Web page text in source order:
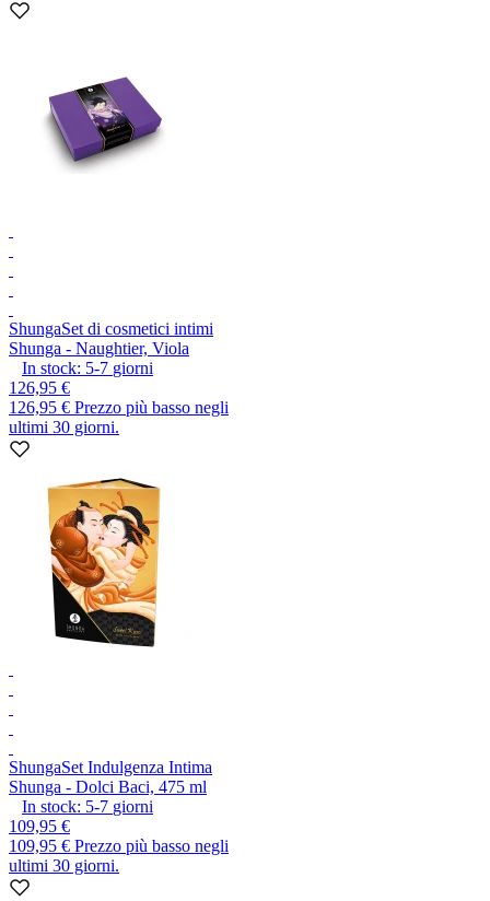
ShungaSet di cosmetici intimi
Shunga - Naughtier, Viola
In stock: 5-7 giorni
126,95 €
126,95 € Prezzo più basso negli
ultimi 30 giorni.
ShungaSet Indulgenza Intima
Shunga - Dolci Baci, 475 ml
In stock: 5-7 giorni
109,95 €
109,95 € Prezzo più basso negli
ultimi 30 giorni.